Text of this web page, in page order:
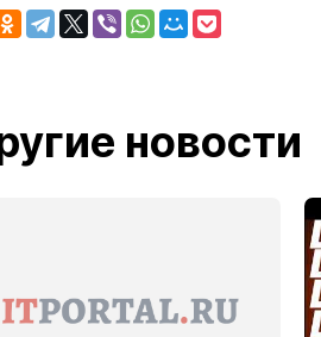
новости